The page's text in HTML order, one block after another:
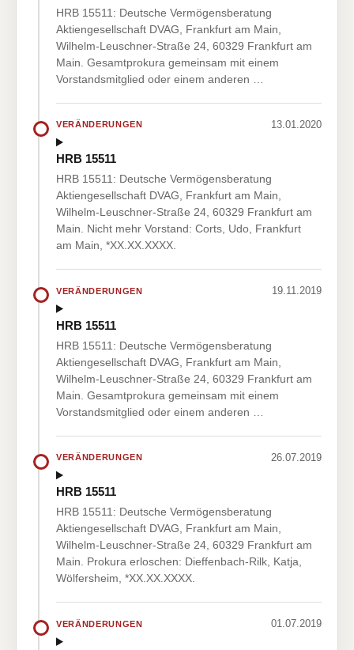
HRB 15511: Deutsche Vermögensberatung
Aktiengesellschaft DVAG, Frankfurt am Main,
Wilhelm-Leuschner-Straße 24, 60329 Frankfurt am
Main. Gesamtprokura gemeinsam mit einem
Vorstandsmitglied oder einem anderen …
VERÄNDERUNGEN 13.01.2020
HRB 15511
HRB 15511: Deutsche Vermögensberatung
Aktiengesellschaft DVAG, Frankfurt am Main,
Wilhelm-Leuschner-Straße 24, 60329 Frankfurt am
Main. Nicht mehr Vorstand: Corts, Udo, Frankfurt
am Main, *XX.XX.XXXX.
VERÄNDERUNGEN 19.11.2019
HRB 15511
HRB 15511: Deutsche Vermögensberatung
Aktiengesellschaft DVAG, Frankfurt am Main,
Wilhelm-Leuschner-Straße 24, 60329 Frankfurt am
Main. Gesamtprokura gemeinsam mit einem
Vorstandsmitglied oder einem anderen …
VERÄNDERUNGEN 26.07.2019
HRB 15511
HRB 15511: Deutsche Vermögensberatung
Aktiengesellschaft DVAG, Frankfurt am Main,
Wilhelm-Leuschner-Straße 24, 60329 Frankfurt am
Main. Prokura erloschen: Dieffenbach-Rilk, Katja,
Wölfersheim, *XX.XX.XXXX.
VERÄNDERUNGEN 01.07.2019